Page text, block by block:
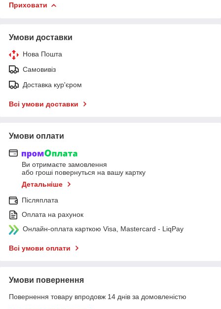
Приховати
Умови доставки
Нова Пошта
Самовивіз
Доставка кур'єром
Всі умови доставки
Умови оплати
Ви отримаєте замовлення
або гроші повернуться на вашу картку
Детальніше
Післяплата
Оплата на рахунок
Онлайн-оплата карткою Visa, Mastercard - LiqPay
Всі умови оплати
Умови повернення
Повернення товару впродовж 14 днів за домовленістю